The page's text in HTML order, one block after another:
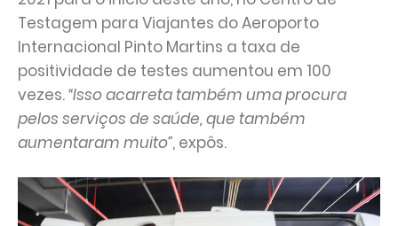
Testagem para Viajantes do Aeroporto
Internacional Pinto Martins a taxa de
positividade de testes aumentou em 100
vezes.“Isso acarreta também uma procura
pelos serviços de saúde, que também
aumentaram muito”, expôs.